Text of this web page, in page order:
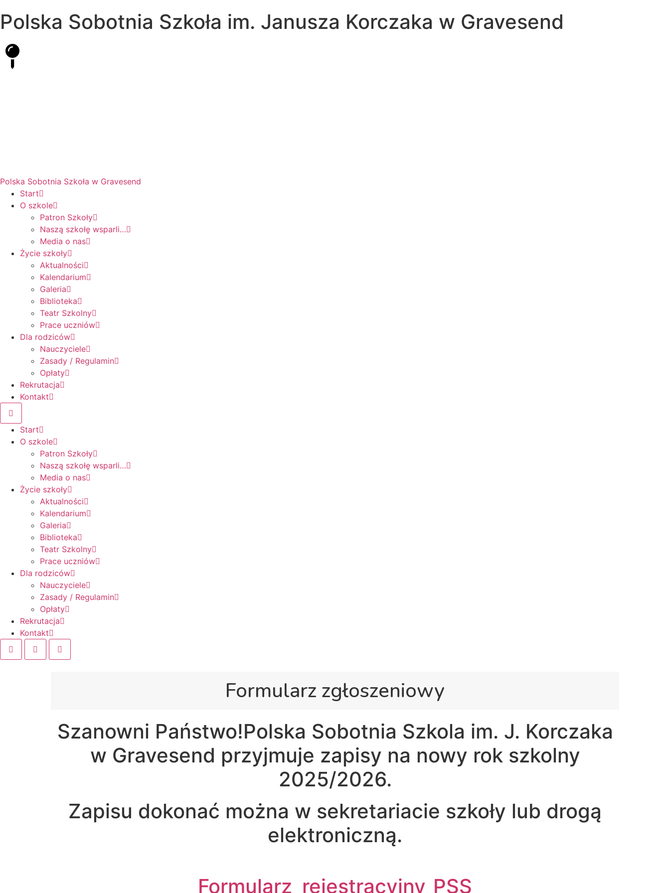
Polska Sobotnia Szkoła im. Janusza Korczaka w Gravesend
Polska Sobotnia Szkoła w Gravesend
Start
O szkole
Patron Szkoły
Naszą szkołę wsparli…
Media o nas
Życie szkoły
Aktualności
Kalendarium
Galeria
Biblioteka
Teatr Szkolny
Prace uczniów
Dla rodziców
Nauczyciele
Zasady / Regulamin
Opłaty
Rekrutacja
Kontakt
Start
O szkole
Patron Szkoły
Naszą szkołę wsparli…
Media o nas
Życie szkoły
Aktualności
Kalendarium
Galeria
Biblioteka
Teatr Szkolny
Prace uczniów
Dla rodziców
Nauczyciele
Zasady / Regulamin
Opłaty
Rekrutacja
Kontakt
Formularz zgłoszeniowy
Szanowni Państwo!Polska Sobotnia Szkola im. J. Korczaka
w Gravesend przyjmuje zapisy na nowy rok szkolny
2025/2026.
Zapisu dokonać można w sekretariacie szkoły lub drogą
elektroniczną.
Formularz_rejestracyjny_PSS